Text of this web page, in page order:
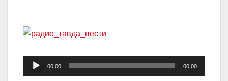
Аудиоплеер
00:00 00:00